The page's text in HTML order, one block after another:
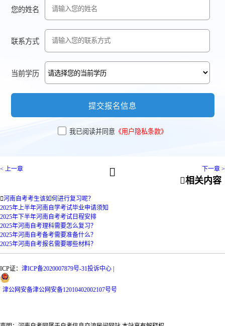
您的姓名
联系方式
当前学历
提交报名信息
我已阅读并同意 《用户隐私条款》
< 上一章  下一章 >
相关内容
河南自考考生该如何进行复习呢？
2025年上半年河南自学考试毕业申请须知
2025年下半年河南自考考试日程安排
2025年河南自考理科需要怎么复习？
2025年河南自考备考需要准备什么？
2025年河南自考报名需要哪些材料？
ICP证： 津ICP备2020007879号-31投诉中心
津公网安备津公网安备12010402002107号号